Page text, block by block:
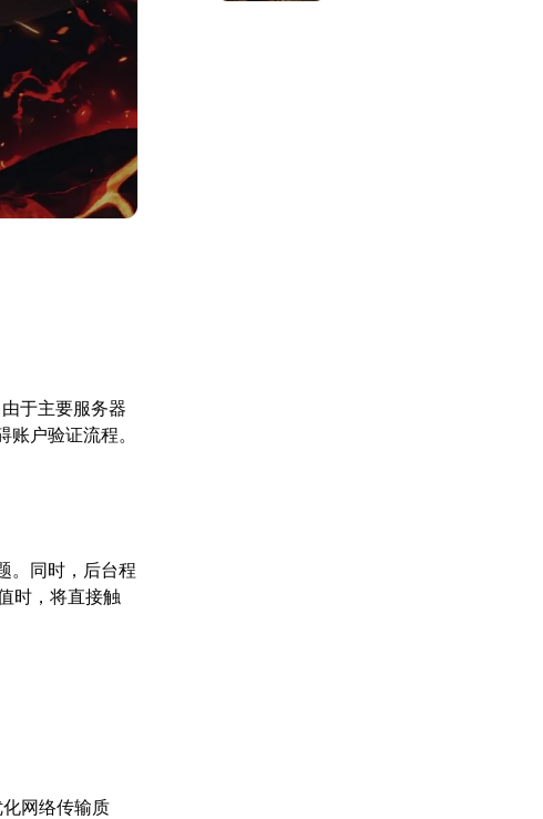
于主要服务器
户验证流程。
。同时，后台程
时，将直接触
网络传输质